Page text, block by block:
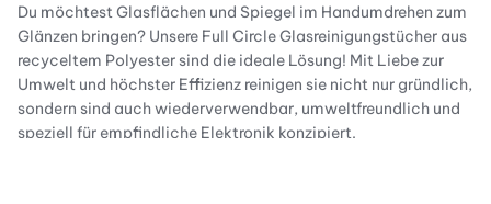
Du möchtest Glasflächen und Spiegel im Handumdrehen zum
Glänzen bringen? Unsere Full Circle Glasreinigungstücher aus
recyceltem Polyester sind die ideale Lösung! Mit Liebe zur
Umwelt und höchster Effizienz reinigen sie nicht nur gründlich,
sondern sind auch wiederverwendbar, umweltfreundlich und
speziell für empfindliche Elektronik konzipiert.